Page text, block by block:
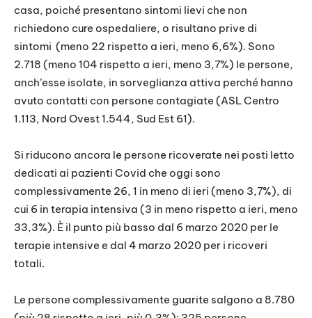
casa, poiché presentano sintomi lievi che non
richiedono cure ospedaliere, o risultano prive di
sintomi (meno 22 rispetto a ieri, meno 6,6%). Sono
2.718 (meno 104 rispetto a ieri, meno 3,7%) le persone,
anch’esse isolate, in sorveglianza attiva perché hanno
avuto contatti con persone contagiate (ASL Centro
1.113, Nord Ovest 1.544, Sud Est 61).
Si riducono ancora le persone ricoverate nei posti letto
dedicati ai pazienti Covid che oggi sono
complessivamente 26, 1 in meno di ieri (meno 3,7%), di
cui 6 in terapia intensiva (3 in meno rispetto a ieri, meno
33,3%). È il punto più basso dal 6 marzo 2020 per le
terapie intensive e dal 4 marzo 2020 per i ricoveri
totali.
Le persone complessivamente guarite salgono a 8.780